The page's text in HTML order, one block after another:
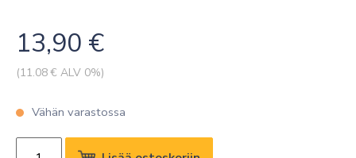
13,90 €
(11.08€ ALV 0%)
Vähän varastossa